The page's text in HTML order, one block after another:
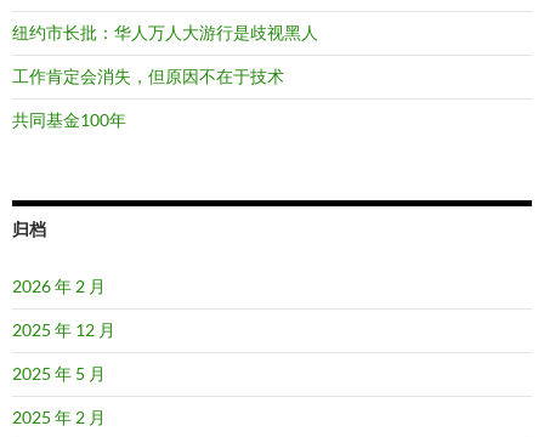
纽约市长批：华人万人大游行是歧视黑人
工作肯定会消失，但原因不在于技术
共同基金100年
归档
2026 年 2 月
2025 年 12 月
2025 年 5 月
2025 年 2 月